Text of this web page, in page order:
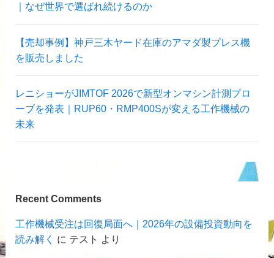
｜なぜ世界で選ばれ続けるのか
【売却事例】神戸三木ヤード在庫のアマダ製プレス機
を販売しました
レニショーがJIMTOF 2026で新型オンマシン計測プロ
ーブを発表｜RUP60・RMP400Sが変える工作機械の
未来
Recent Comments
工作機械受注は回復局面へ｜2026年の設備投資動向を
読み解く
に テスト より